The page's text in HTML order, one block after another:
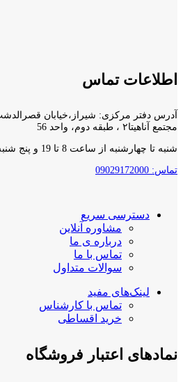
اطلاعات تماس
آدرس دفتر مرکزی: شیراز،خیابان
مجتمع آناهیتا۲ ، طبقه دوم، واحد 56
شنبه تا چهارشنبه از ساعت 8 تا 19 و پنج شنبه ها 8 تا 2 بعد از ظهر
تماس: 09029172000
دسترسی سریع
مشاوره آنلاین
درباره ی ما
تماس با ما
سوالات متداول
لینک‌های مفید
تماس با کارشناس
خرید اقساطی
نمادهای اعتبار فروشگاه